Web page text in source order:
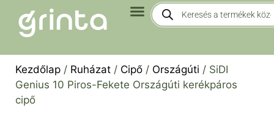
Kezdőlap / Ruházat / Cipő / Országúti / SiDI
Genius 10 Piros-Fekete Országúti kerékpáros
cipő